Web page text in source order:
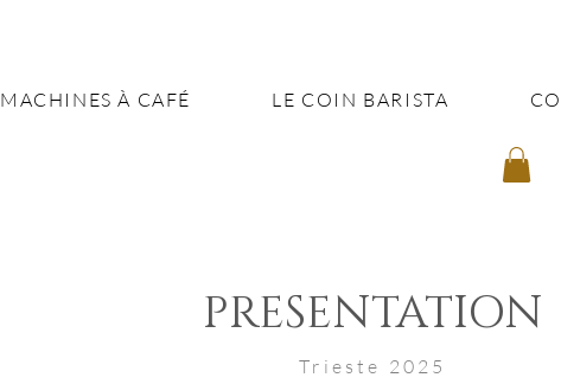
MACHINES À CAFÉ LE COIN BARISTA
PRESENTATION
Trieste 2025